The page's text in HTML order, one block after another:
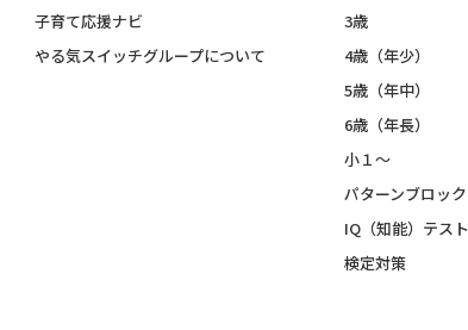
子育て応援ナビ
やる気スイッチグループについて
3歳
4歳（年少）
5歳（年中）
6歳（年長）
小１～
パターンブロック
IQ（知能）テスト
検定対策